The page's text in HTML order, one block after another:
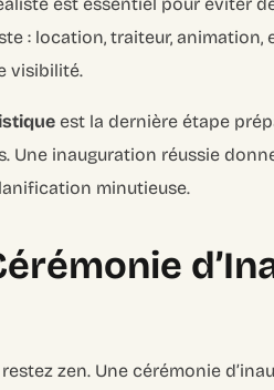
est essentiel pour éviter
: location, traiteur, animation,
visibilité.
est la dernière étape
inauguration réussie
minutieuse.
zen. Une cérémonie